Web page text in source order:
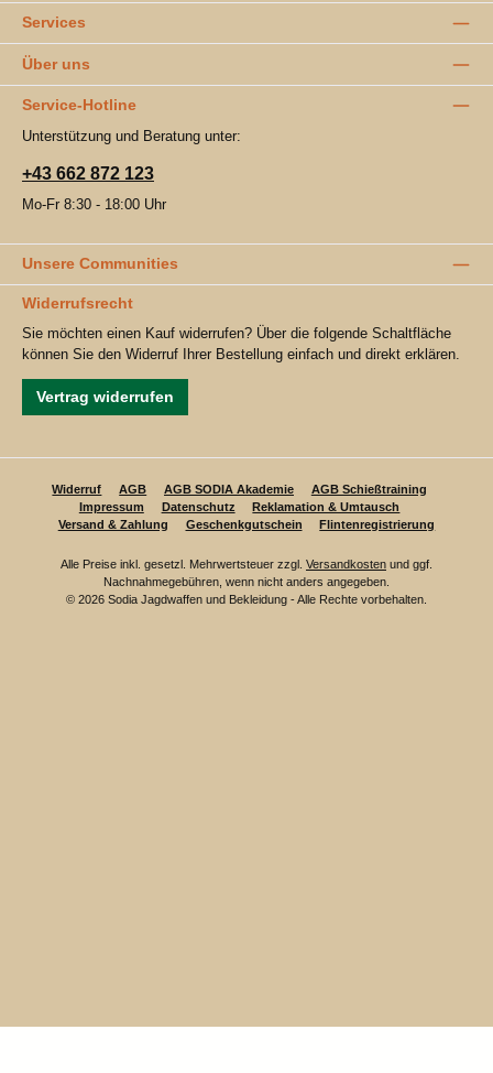
Services
Über uns
Service-Hotline
Unterstützung und Beratung unter:
+43 662 872 123
Mo-Fr 8:30 - 18:00 Uhr
Unsere Communities
Widerrufsrecht
Sie möchten einen Kauf widerrufen? Über die folgende Schaltfläche
können Sie den Widerruf Ihrer Bestellung einfach und direkt erklären.
Vertrag widerrufen
Widerruf AGB AGB SODIA Akademie
AGB Schießtraining
Impressum
Datenschutz
Reklamation & Umtausch
Versand & Zahlung
Geschenkgutschein Flintenregistrierung
Alle Preise inkl. gesetzl. Mehrwertsteuer zzgl. Versandkosten und ggf.
Nachnahmegebühren, wenn nicht anders angegeben.
© 2026 Sodia Jagdwaffen und Bekleidung - Alle Rechte vorbehalten.